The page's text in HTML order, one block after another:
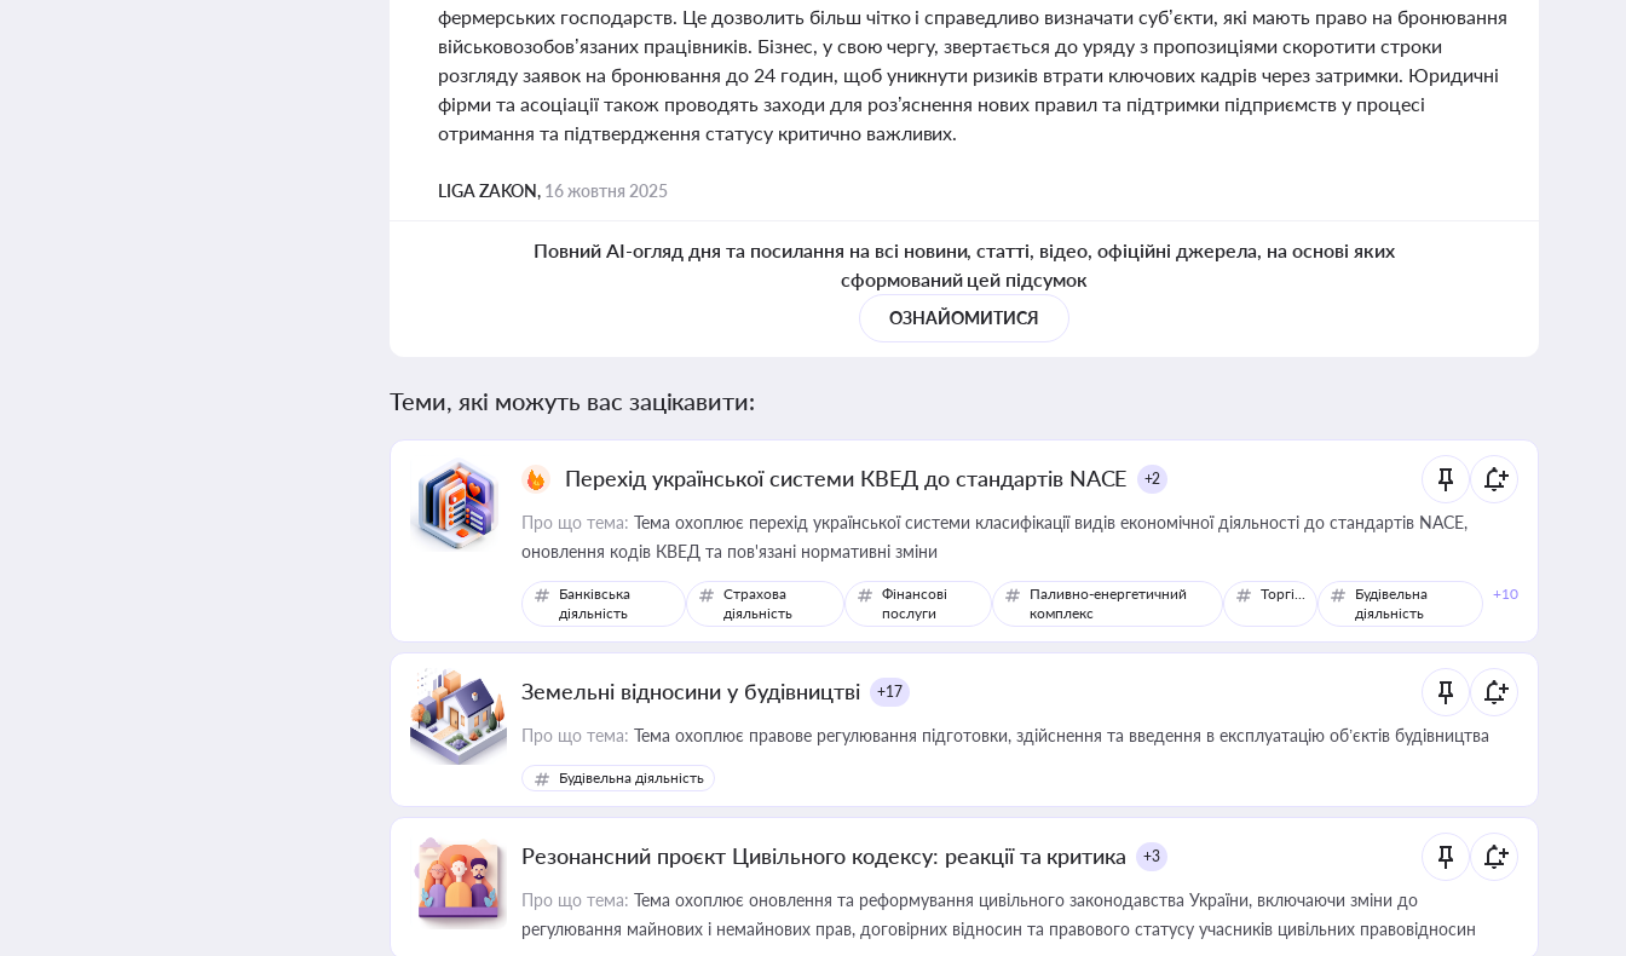
фермерських господарств. Це дозволить більш чітко і справедливо визначати суб’єкти, які мають право на бронювання
військовозобов’язаних працівників. Бізнес, у свою чергу, звертається до уряду з пропозиціями скоротити строки
розгляду заявок на бронювання до 24 годин, щоб уникнути ризиків втрати ключових кадрів через затримки. Юридичні
фірми та асоціації також проводять заходи для роз’яснення нових правил та підтримки підприємств у процесі
отримання та підтвердження статусу критично важливих.
LIGA ZAKON, 16 жовтня 2025
Повний AI-огляд дня та посилання на всі новини, статті, відео, офіційні джерела, на основі яких
сформований цей підсумок
ОЗНАЙОМИТИСЯ
Теми, які можуть вас зацікавити:
Перехід української системи КВЕД до стандартів NACE +2
Про що тема: Тема охоплює перехід української системи класифікації видів економічної діяльності до стандартів NACE,
оновлення кодів КВЕД та пов'язані нормативні зміни
Банківська
діяльність
Страхова
діяльність
Фінансові
послуги
Паливно-енергетичний
комплекс
Торгівля
Будівельна
діяльність
+10
Земельні відносини у будівництві +17
Про що тема: Тема охоплює правове регулювання підготовки, здійснення та введення в експлуатацію об’єктів будівництва
Будівельна діяльність
Резонансний проєкт Цивільного кодексу: реакції та критика +3
Про що тема: Тема охоплює оновлення та реформування цивільного законодавства України, включаючи зміни до
регулювання майнових і немайнових прав, договірних відносин та правового статусу учасників цивільних правовідносин